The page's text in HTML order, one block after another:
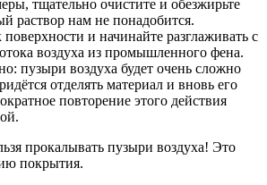
тщательно очистите и обезжирьте
раствор нам не понадобится.
и начинайте разглаживать с
воздуха из промышленного фена.
пузыри воздуха будет очень сложно
отделять материал и вновь его
повторение этого действия
прокалывать пузыри воздуха! Это
покрытия.